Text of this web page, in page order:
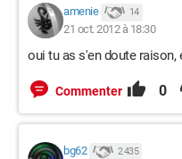
amenie 14
21 oct. 2012 à 18:30
oui tu as s'en doute raison,
Commenter 0
bg62 2 435